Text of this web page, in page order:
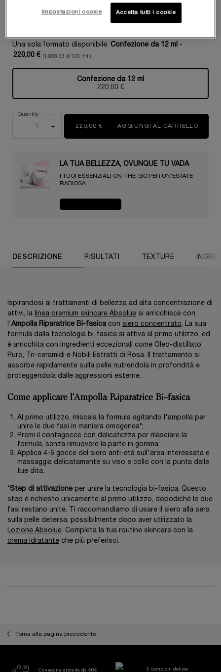
Una sola formato disponibile: Confezione da 12 ml
-
220,00 € (1.833,33 €/100 ml.)
Selezionato
Confezione da 12 ml
220,00 €
, 1 di 1
Quantity
+ 220,00 € ― AGGIUNGI AL CARRELLO
LA TUA BELLEZZA, OVUNQUE TU VADA​ ️️️
I TUOI ESSENZIALI ON-THE-GO PER UN'ESTATE
RADIOSA​
DESCRIZIONE RISULTATI TEXTURE
Ispirandosi ai trattamenti di bellezza ad alta concentrazione di
attivi, la linea premium skincare Absolue si arricchisce con
l'Ampolla Riparatrice Bi-fasicacon siero concentrato. La sua
formula dalla tecnologia bi-fasica si attiva al primo utilizzo, ed
è arricchita con ingredienti eccezionali come Oleo-distillato
Puro, Tri-ceramidi e Nobili Estratti di Rosa. Il trattamento si
assorbe rapidamente sulla pelle nutrendola in profondità e
proteggendola dalle aggressioni esterne.
Come applicare l'Ampolla Riparatrice Bi-fasica
Al primo utilizzo, miscela la formula agitando l'ampolla per
unire le due fasi in maniera omogenea*;
Premi il contagocce con delicatezza per rilasciare la
formula, senza rimuovere la parte in gomma;
Applica 4-6 gocce del siero anti-età sull'area interessata e
massaggia delicatamente su viso e collo con la punta delle
tue dita.
*Step di attivazione per unire la tecnologia bi-fasica. Questo
step è richiesto unicamente al primo utilizzo, dopodiché le due
fasi restano unite. Ti raccomandiamo di usare il siero alla sera
sulla pelle detersa, possibilmente dopo aver utilizzato la
Lozione Absolue. Completa la tua routine skincare con la
crema idratante che più preferisci.
Torna alla pagina precedente
Consegna gratuita da 50€ 3 campioni deluxe
Impostazioni cookie Accetta tutti i cookie